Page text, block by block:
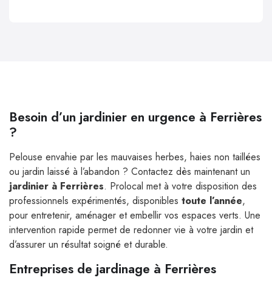
Besoin d’un jardinier en urgence à Ferrières
?
Pelouse envahie par les mauvaises herbes, haies non taillées
ou jardin laissé à l’abandon ? Contactez dès maintenant un
jardinier à Ferrières. Prolocal met à votre disposition des
professionnels expérimentés, disponibles toute l’année,
pour entretenir, aménager et embellir vos espaces verts. Une
intervention rapide permet de redonner vie à votre jardin et
d’assurer un résultat soigné et durable.
Entreprises de jardinage à Ferrières